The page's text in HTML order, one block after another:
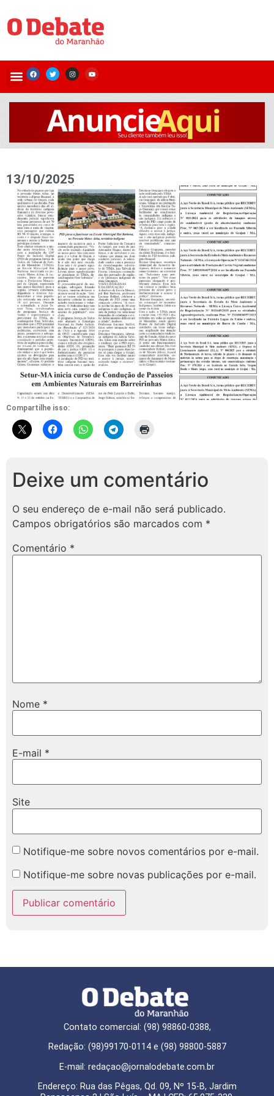
13/10/2025
Compartilhe isso:
Deixe um comentário
O seu endereço de e-mail não será publicado.
Campos obrigatórios são marcados com *
Comentário *
Nome *
E-mail *
Site
Notifique-me sobre novos comentários por e-mail.
Notifique-me sobre novas publicações por e-mail.
Contato comercial: (98) 98860-0388,
Redação: (98)99170-0114 e (98) 98800-5887
E-mail: redaçao@jornalodebate.com.br
Endereço: Rua das Pêgas, Qd. 09, Nº 15-B, Jardim